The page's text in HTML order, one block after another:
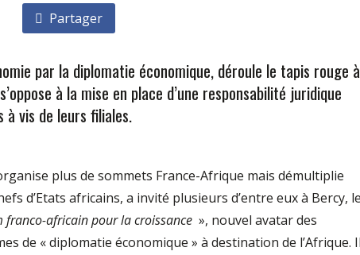
Partager
par la diplomatie économique, déroule le tapis rouge à
à la mise en place d’une responsabilité juridique
vis de leurs filiales.
plus de sommets France-Afrique mais démultiplie
d’Etats africains, a invité plusieurs d’entre eux à Bercy, le
franco-africain pour la croissance », nouvel avatar des
de « diplomatie économique » à destination de l’Afrique. Il